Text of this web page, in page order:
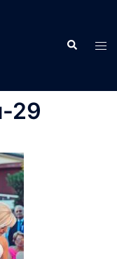
Search
29